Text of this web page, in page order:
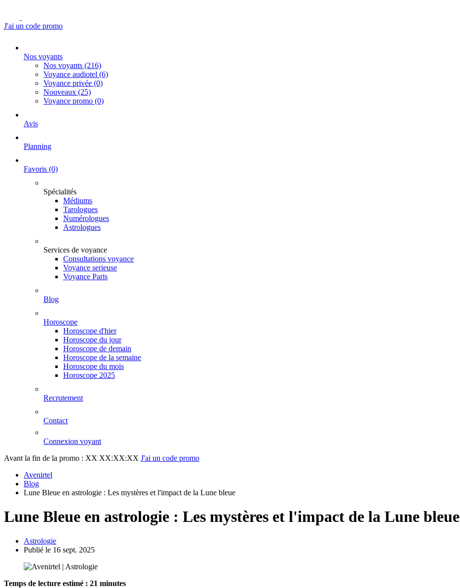
J'ai un code promo
Nos voyants
Nos voyants (216)
Voyance audiotel (6)
Voyance privée (0)
Nouveaux (25)
Voyance promo (0)
Avis
Planning
Favoris (0)
Spécialités
Médiums
Tarologues
Numérologues
Astrologues
Services de voyance
Consultations voyance
Voyance serieuse
Voyance Paris
Blog
Horoscope
Horoscope d'hier
Horoscope du jour
Horoscope de demain
Horoscope de la semaine
Horoscope du mois
Horoscope 2025
Recrutement
Contact
Connexion voyant
Avant la fin de la promo : XX XX:XX:XX J'ai un code promo
Avenirtel
Blog
Lune Bleue en astrologie : Les mystères et l'impact de la Lune bleue
Lune Bleue en astrologie : Les mystères et l'impact de la Lune bleue
Astrologie
Publié le 16 sept. 2025
Temps de lecture estimé : 21 minutes